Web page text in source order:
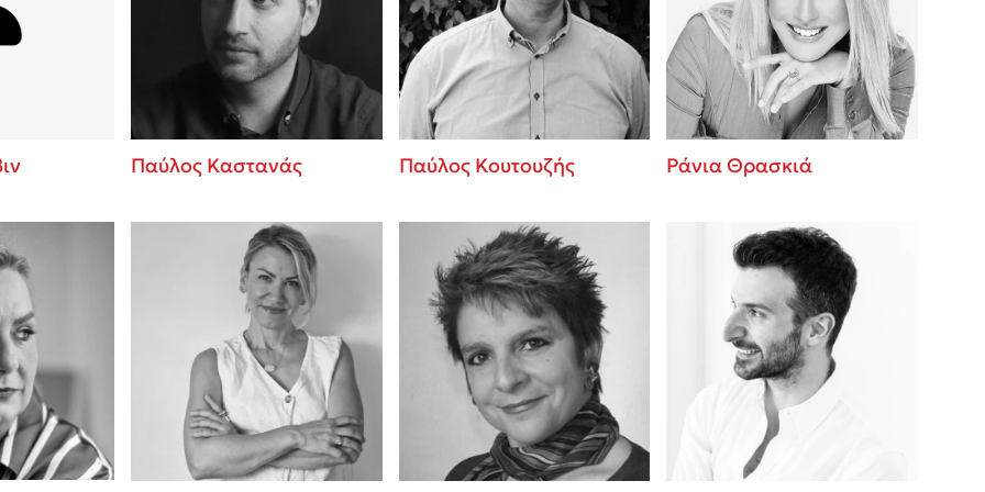
Baccalario
Εύκολη συνταγή για chicken BBQ pizza
από τον Άκη Πετρετζίκη!
3 βιβλία που μπορείς να διαβάσεις σε
μια μέρα!
Διακοπές με τα παιδιά: Η ανάγκη μας για
παύση σε μετωπική σύγκρουση με τη
Πάνω, κάτω, μπροστά, πίσω; Κάνε το
τεστ και ανακάλυψε την τάση σου!
Παύλος Καστανάς Παύλος Κουτουζής Ράνια Θρασκιά